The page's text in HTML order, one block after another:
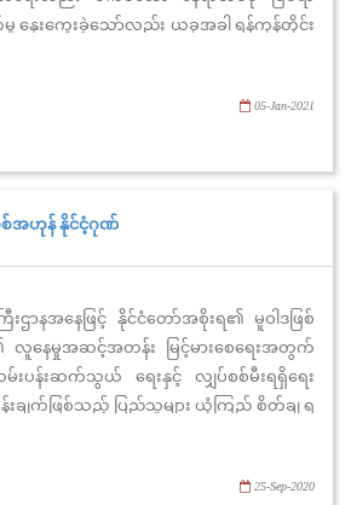
နှေးကွေးခဲ့သော်လည်း ယခုအခါ ရန်ကုန်တိုင်း
ေးကော်ပိုရေးရှင်းတို့၏ ပူးပေါင်းဆောင်ရွက်မှု
ေရောင်ခြည် စွမ်းအင်သုံး လျှပ်စစ်ဓာတ်အားပေး
ကျွန်းတစ်ခုလုံးသို့ လျှပ်စစ်ဓာတ်အား စတင်
ြစ်ကြောင်း သိရသည်။
05-Jan-2021
အဟုန် နိုင်ငံ့ဂုဏ်
းဌာနအနေဖြင့် နိုင်ငံတော်အစိုးရ၏ မူဝါဒဖြစ်
ေမှုအဆင့်အတန်း မြင့်မားစေရေးအတွက်
န်းဆက်သွယ် ရေးနှင့် လျှပ်စစ်မီးရရှိရေး
ချက်ဖြစ်သည့် ပြည်သူများ ယုံကြည် စိတ်ချ ရ
ပြင် တိုင်းရင်းသားလူမျိုးပေါင်းစုံ
ြည့်ဆည်းဆောင်ရွက်မှုများကို တိုင်း ဒေသကြီး၊
25-Sep-2020